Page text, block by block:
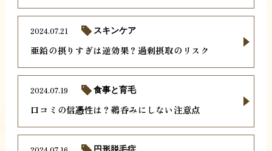
亜鉛の摂りすぎは逆効果？過剰摂取のリスク
2024.07.21 スキンケア
口コミの信憑性は？鵜呑みにしない注意点
2024.07.19 食事と育毛